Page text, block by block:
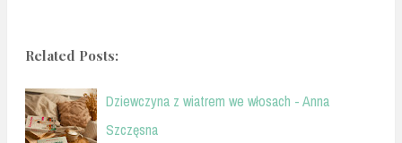
Related Posts:
Dziewczyna z wiatrem we włosach - Anna
Szczęsna